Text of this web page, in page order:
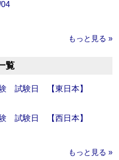
もっと見る »
覧
試験日 【東日本】
試験日 【西日本】
もっと見る »